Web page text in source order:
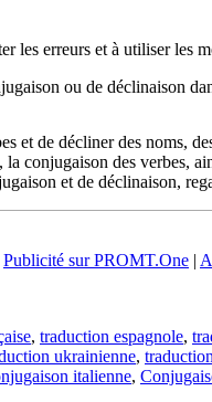
erreurs et à utiliser les
ou de déclinaison
et de décliner des noms,
conjugaison des verbes,
et de déclinaison,
Publicité sur PROMT.One |
, traduction espagnole,
ukrainienne,
italienne,